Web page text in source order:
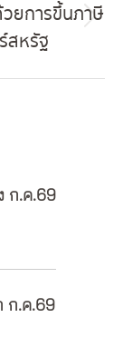
ยการขึ้นภาษี
สหรัฐ
ก.ค.69
ก.ค.69